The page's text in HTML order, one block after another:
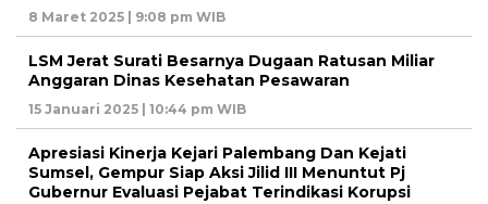
8 Maret 2025 | 9:08 pm WIB
LSM Jerat Surati Besarnya Dugaan Ratusan Miliar
Anggaran Dinas Kesehatan Pesawaran
15 Januari 2025 | 10:44 pm WIB
Apresiasi Kinerja Kejari Palembang Dan Kejati
Sumsel, Gempur Siap Aksi Jilid III Menuntut Pj
Gubernur Evaluasi Pejabat Terindikasi Korupsi